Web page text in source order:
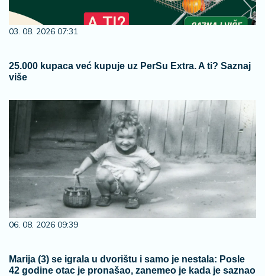
03. 08. 2026 07:31
25.000 kupaca već kupuje uz PerSu Extra. A ti? Saznaj
više
06. 08. 2026 09:39
Marija (3) se igrala u dvorištu i samo je nestala: Posle
42 godine otac je pronašao, zanemeo je kada je saznao